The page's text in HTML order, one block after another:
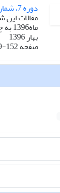
دوره 7، شماره 1
مقالات این
ماه1396 به چاپ رسیده است
بهار 1396
صفحه152